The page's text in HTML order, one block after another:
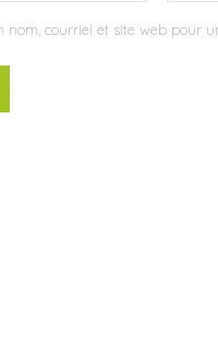
nom, courriel et site web pour